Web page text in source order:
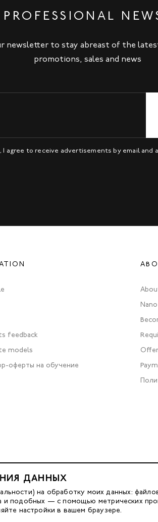
PROFESSIONAL
newsletter to stay abreast of the
promotions, sales and news
I agree to receive advertisements by email
feedback
models
оферты на обучение
by FACE FAMILY
ДАННЫХ
на обработку моих данных:
и подобных — с помощью метрических
настройки в вашем браузере.